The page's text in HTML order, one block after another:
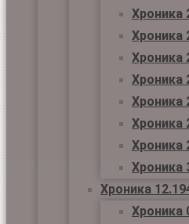
Хроника
Хроника
Хроника
Хроника
Хроника
Хроника
Хроника
Хроника
Хроника
Хроника